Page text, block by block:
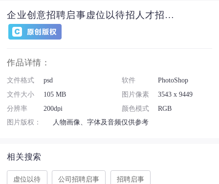
企业创意招聘启事虚位以待招人才招聘易拉宝
作品详情：
文件格式 psd 软件
PhotoShop
文件大小
105 MB 图片像素
3543 x 9449
分辨率
200dpi 颜色模式
RGB
图片版权：
人物画像、字体及音频仅供参考
相关搜索
虚位以待 公司招聘启事 招聘启事